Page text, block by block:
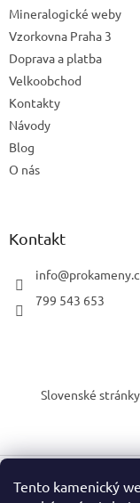
Tento kamenický
Mineralogické weby
Vzorkovna Praha 3
Doprava a platba
Velkoobchod
Kontakty
Návody
Blog
O nás
Kontakt
info@
799 543 653
Slovenské stránky